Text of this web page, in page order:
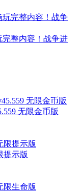
完整内容！战争进
无限金币版
提示版